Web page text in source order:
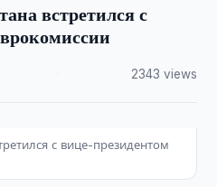
встретился с
2343 views
с вице-президентом